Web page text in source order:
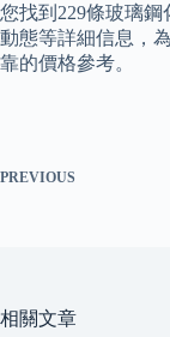
您找到229條玻璃
動態等詳細信息，
靠的價格參考。
PREVIOUS
相關文章